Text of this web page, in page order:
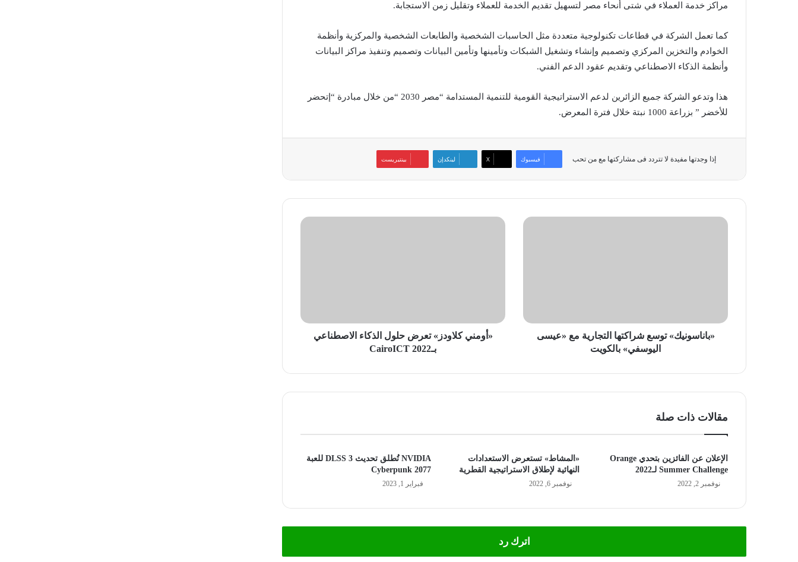
مراكز خدمة العملاء في شتى أنحاء مصر لتسهيل تقديم الخدمة للعملاء وتقليل زمن الاستجابة.
كما تعمل الشركة في قطاعات تكنولوجية متعددة مثل الحاسبات الشخصية والطابعات الشخصية والمركزية وأنظمة
الخوادم والتخزين المركزي وتصميم وإنشاء وتشغيل الشبكات وتأمينها وتأمين البيانات وتصميم وتنفيذ مراكز البيانات
وأنظمة الذكاء الاصطناعي وتقديم عقود الدعم الفني.
هذا وتدعو الشركة جميع الزائرين لدعم الاستراتيجية القومية للتنمية المستدامة “مصر 2030 “من خلال مبادرة “إتحضر
للأخضر ” بزراعة 1000 نبتة خلال فترة المعرض.
إذا وجدتها مفيدة لا تتردد فى مشاركتها مع من تحب فيسبوك ‫X لينكدإن بينتيريست
«باناسونيك»
«باناسونيك» توسع شراكتها التجارية مع «عيسى
اليوسفي» بالكويت
«أومني
«أومني كلاودز» تعرض حلول الذكاء الاصطناعي
بـCairoICT 2022
مقالات ذات صلة
الإعلان عن الفائزين بتحدي Orange
Summer Challenge لـ2022
نوفمبر 2, 2022
«المشاط» تستعرض الاستعدادات
النهائية لإطلاق الاستراتيجية القطرية
نوفمبر 6, 2022
NVIDIA تُطلق تحديث DLSS 3 للعبة
Cyberpunk 2077
فبراير 1, 2023
اترك رد